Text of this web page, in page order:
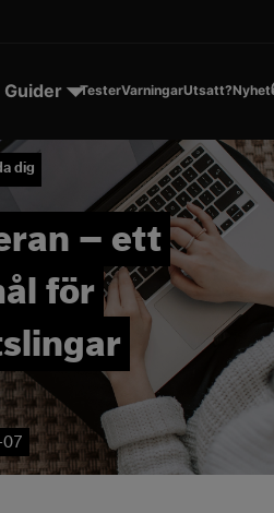
Guider TesterVarningarUtsatt?
dig
– ett
för